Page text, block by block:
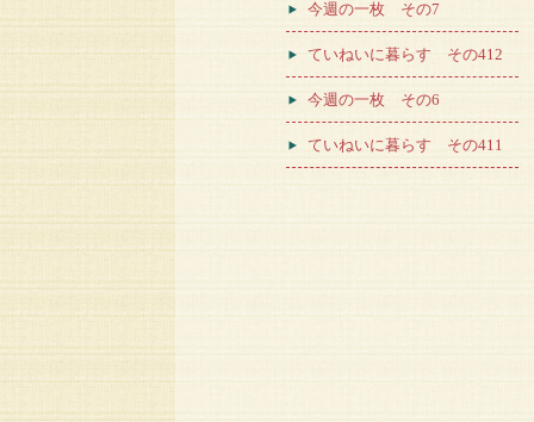
今週の一枚 その7
ていねいに暮らす その412
今週の一枚 その6
ていねいに暮らす その411